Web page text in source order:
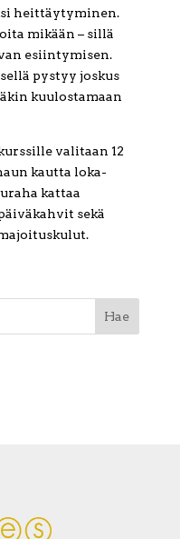
heittäytyminen.
mikään – sillä
esiintymisen.
pystyy joskus
kuulostamaan
valitaan 12
kautta loka-
kattaa
sekä